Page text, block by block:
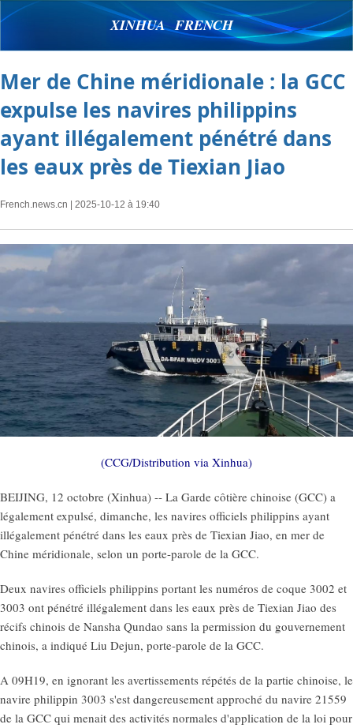
XINHUA FRENCH
Mer de Chine méridionale : la GCC
expulse les navires philippins
ayant illégalement pénétré dans
les eaux près de Tiexian Jiao
French.news.cn | 2025-10-12 à 19:40
(CCG/Distribution via Xinhua)
BEIJING, 12 octobre (Xinhua) -- La Garde côtière chinoise (GCC) a
légalement expulsé, dimanche, les navires officiels philippins ayant
illégalement pénétré dans les eaux près de Tiexian Jiao, en mer de
Chine méridionale, selon un porte-parole de la GCC.
Deux navires officiels philippins portant les numéros de coque 3002 et
3003 ont pénétré illégalement dans les eaux près de Tiexian Jiao des
récifs chinois de Nansha Qundao sans la permission du gouvernement
chinois, a indiqué Liu Dejun, porte-parole de la GCC.
A 09H19, en ignorant les avertissements répétés de la partie chinoise, le
navire philippin 3003 s'est dangereusement approché du navire 21559
de la GCC qui menait des activités normales d'application de la loi pour